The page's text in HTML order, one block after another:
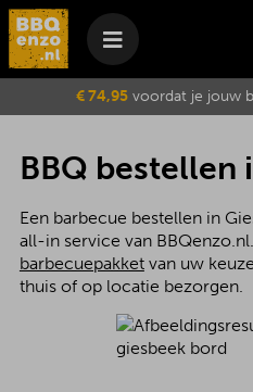
Winkelmand
Je winkelwagen
Wijzig
€ 74,95voordat je jouw
BBQ bestellen
Een barbecue bestellen in
all-in service van
barbecuepakketvan uw
thuis of op locatie bezorgen.